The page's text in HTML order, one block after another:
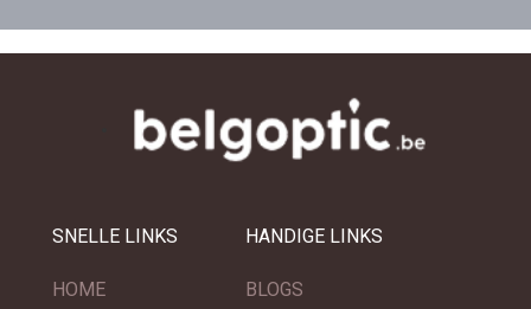
SNELLE LINKS
HOME
HANDIGE LINKS
BLOGS